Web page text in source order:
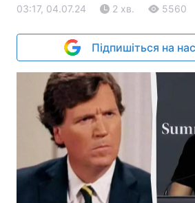
03:17, 04.07.24 2 хв. 5560
Підпишіться на